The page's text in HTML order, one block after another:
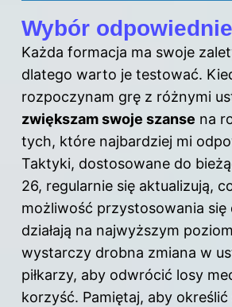
Wybór
Każda formacja ma swoje
dlatego warto je testować.
rozpoczynam grę z różnymi
zwiększam swoje szanse na
tych, które najbardziej mi
Taktyki, dostosowane do
26, regularnie się aktualizują,
możliwość przystosowania
działają na najwyższym
wystarczy drobna zmiana w
piłkarzy, aby odwrócić losy
korzyść. Pamiętaj, aby